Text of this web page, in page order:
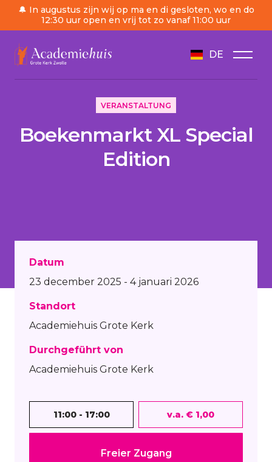
🔔 In augustus zijn wij op ma en di gesloten, wo en do
12:30 uur open en vrij tot zo vanaf 11:00 uur
DE
/
Tagesordnung
VERANSTALTUNG
Boekenmarkt XL Special
Edition
Datum
23 december 2025 - 4 januari 2026
Standort
Academiehuis Grote Kerk
Durchgeführt von
Academiehuis Grote Kerk
11:00 - 17:00 v.a. € 1,00
Freier Zugang